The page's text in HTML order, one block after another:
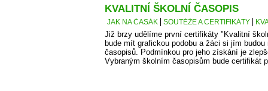
KVALITNÍ ŠKOLNÍ ČASOPIS
JAK NA ČASÁK SOUTĚŽE A CERTIFIKÁTY
Již brzy udělíme první certifikáty "Kvalitní
bude mít grafickou podobu a žáci si jím
časopisů. Podmínkou pro jeho získání je
Vybraným školním časopisům bude certifikát